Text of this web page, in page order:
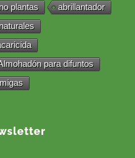
plantas
abrillantador
para difuntos